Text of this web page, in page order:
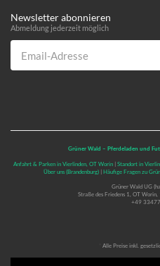
Newsletter abonnieren
Abmeldung jederzeit möglich
Email-Adresse
Grüner Wald – Pferdeladen und
Anfahrt & Parken in Vierlinden, OT Worin | Standort in
Über uns (Brandenburg) | Häufige Fragen zu
Grüner Wald UG
Straße des Friedens 1, OT
+49
Alle Preise inkl.